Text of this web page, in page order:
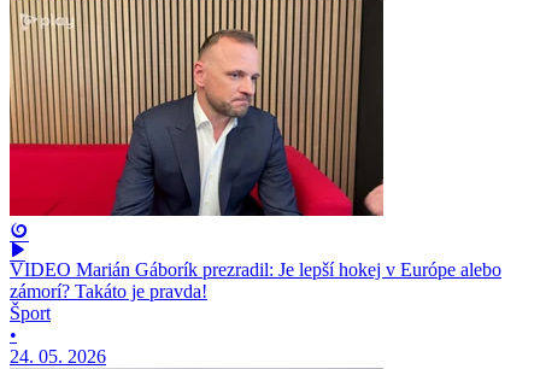
VIDEO Marián Gáborík prezradil: Je lepší hokej v Európe alebo
zámorí? Takáto je pravda!
Šport
•
24. 05. 2026